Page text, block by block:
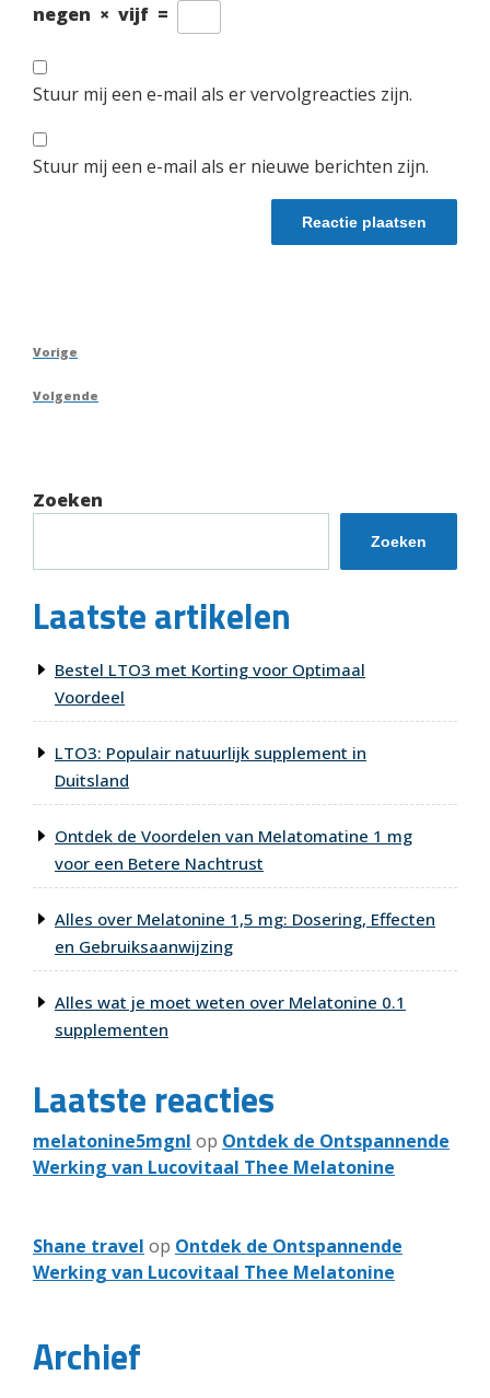
negen × vijf =
Stuur mij een e-mail als er vervolgreacties zijn.
Stuur mij een e-mail als er nieuwe berichten zijn.
Berichtnavigatie
Vorig
Vorige
Volgend
Volgende
Zoeken
Zoeken
Laatste artikelen
Bestel LTO3 met Korting voor Optimaal
Voordeel
LTO3: Populair natuurlijk supplement in
Duitsland
Ontdek de Voordelen van Melatomatine 1 mg
voor een Betere Nachtrust
Alles over Melatonine 1,5 mg: Dosering, Effecten
en Gebruiksaanwijzing
Alles wat je moet weten over Melatonine 0.1
supplementen
Laatste reacties
melatonine5mgnl op Ontdek de Ontspannende
Werking van Lucovitaal Thee Melatonine
Shane travel op Ontdek de Ontspannende
Werking van Lucovitaal Thee Melatonine
Archief